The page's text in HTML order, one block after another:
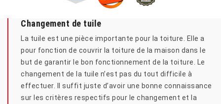
Changement de tuile
La tuile est une pièce importante pour la toiture. Elle a
pour fonction de couvrir la toiture de la maison dans le
but de garantir le bon fonctionnement de la toiture. Le
changement de la tuile n’est pas du tout difficile à
effectuer. Il suffit juste d’avoir une bonne connaissance
sur les critères respectifs pour le changement et la